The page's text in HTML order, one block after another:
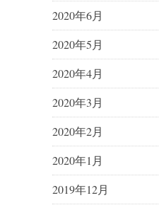
2020年6月
2020年5月
2020年4月
2020年3月
2020年2月
2020年1月
2019年12月